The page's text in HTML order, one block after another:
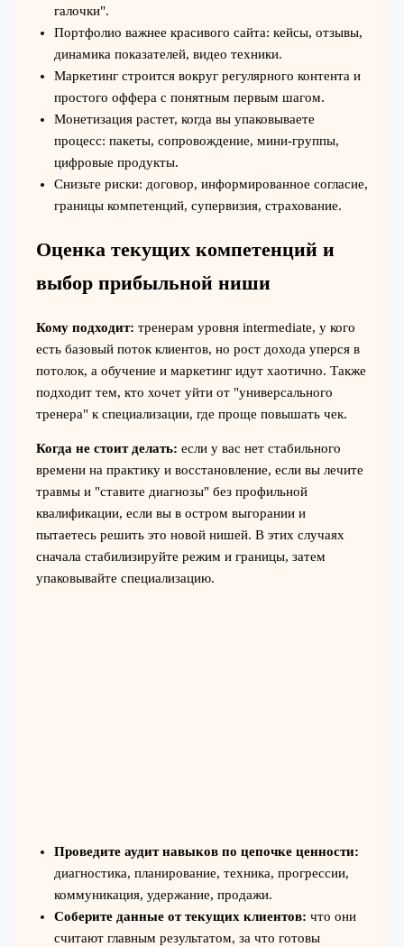
галочки".
Портфолио важнее красивого сайта: кейсы, отзывы,
динамика показателей, видео техники.
Маркетинг строится вокруг регулярного контента и
простого оффера с понятным первым шагом.
Монетизация растет, когда вы упаковываете
процесс: пакеты, сопровождение, мини‑группы,
цифровые продукты.
Снизьте риски: договор, информированное согласие,
границы компетенций, супервизия, страхование.
Оценка текущих компетенций и
выбор прибыльной ниши
Кому подходит: тренерам уровня intermediate, у кого
есть базовый поток клиентов, но рост дохода уперся в
потолок, а обучение и маркетинг идут хаотично. Также
подходит тем, кто хочет уйти от "универсального
тренера" к специализации, где проще повышать чек.
Когда не стоит делать: если у вас нет стабильного
времени на практику и восстановление, если вы лечите
травмы и "ставите диагнозы" без профильной
квалификации, если вы в остром выгорании и
пытаетесь решить это новой нишей. В этих случаях
сначала стабилизируйте режим и границы, затем
упаковывайте специализацию.
Проведите аудит навыков по цепочке ценности:
диагностика, планирование, техника, прогрессии,
коммуникация, удержание, продажи.
Соберите данные от текущих клиентов: что они
считают главным результатом, за что готовы